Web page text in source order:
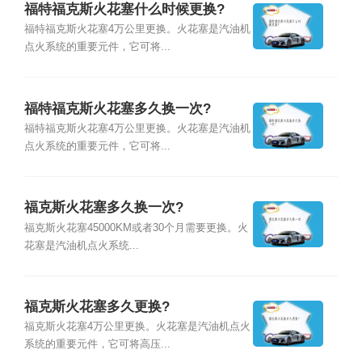
福特福克斯火花塞什么时候更换?
福特福克斯火花塞4万公里更换。火花塞是汽油机
点火系统的重要元件，它可将...
福特福克斯火花塞多久换一次?
福特福克斯火花塞4万公里更换。火花塞是汽油机
点火系统的重要元件，它可将...
福克斯火花塞多久换一次?
福克斯火花塞45000KM或者30个月需要更换。火
花塞是汽油机点火系统...
福克斯火花塞多久更换?
福克斯火花塞4万公里更换。火花塞是汽油机点火
系统的重要元件，它可将高压...